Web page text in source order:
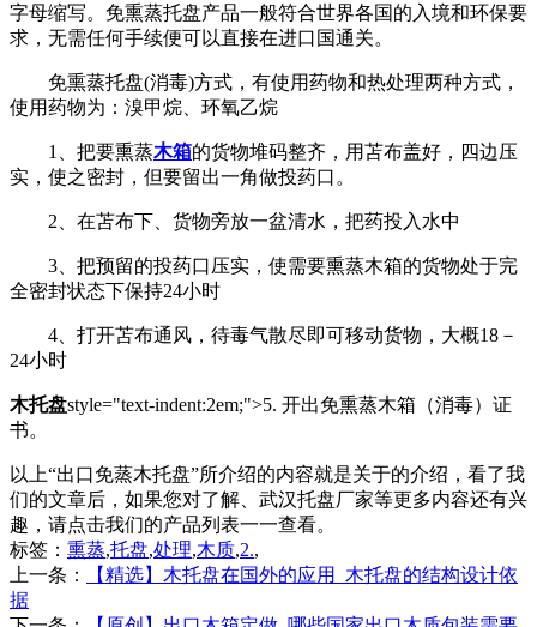
字母缩写。免熏蒸托盘产品一般符合世界各国的入境和环保要
求，无需任何手续便可以直接在进口国通关。
免熏蒸托盘(消毒)方式，有使用药物和热处理两种方式，
使用药物为：溴甲烷、环氧乙烷
1、把要熏蒸木箱的货物堆码整齐，用苫布盖好，四边压
实，使之密封，但要留出一角做投药口。
2、在苫布下、货物旁放一盆清水，把药投入水中
3、把预留的投药口压实，使需要熏蒸木箱的货物处于完
全密封状态下保持24小时
4、打开苫布通风，待毒气散尽即可移动货物，大概18－
24小时
木托盘style="text-indent:2em;">5. 开出免熏蒸木箱（消毒）证
书。
以上“出口免蒸木托盘”所介绍的内容就是关于的介绍，看了我
们的文章后，如果您对了解、武汉托盘厂家等更多内容还有兴
趣，请点击我们的产品列表一一查看。
标签： 熏蒸,托盘,处理,木质,2.,
上一条：
【精选】木托盘在国外的应用_木托盘的结构设计依
据